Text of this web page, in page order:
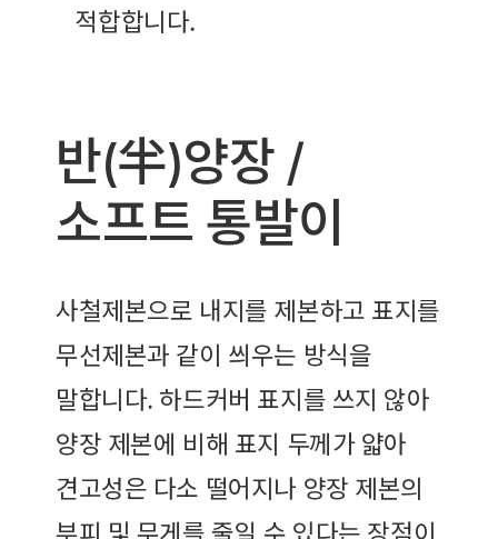
적합합니다.
반(半)양장 /
소프트 통발이
사철제본으로 내지를 제본하고 표지를
무선제본과 같이 씌우는 방식을
말합니다. 하드커버 표지를 쓰지 않아
양장 제본에 비해 표지 두께가 얇아
견고성은 다소 떨어지나 양장 제본의
부피 및 무게를 줄일 수 있다는 장점이